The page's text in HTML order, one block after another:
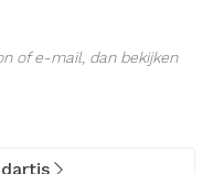
of e-mail, dan bekijken